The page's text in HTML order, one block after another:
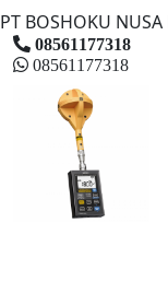
PT BOSHOKU NUSA
08561177318
08561177318